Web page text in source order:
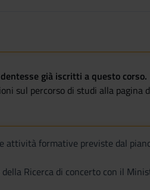
già iscritti a questo corso.
sul percorso di studi alla pagina
formative previste dal
Ricerca di concerto con il